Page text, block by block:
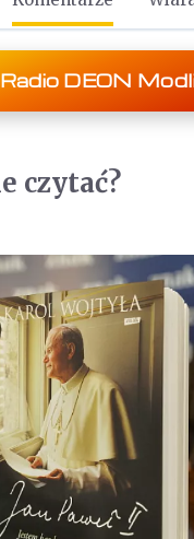
Radio DEON
czytać?